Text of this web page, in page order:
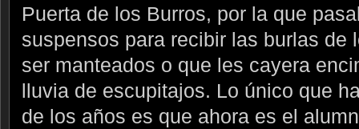
Puerta de los Burros, por la que
suspensos para recibir las burlas de
ser manteados o que les cayera
lluvia de escupitajos. Lo único que
de los años es que ahora es el